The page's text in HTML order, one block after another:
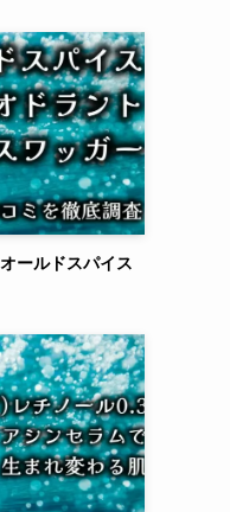
ールドスパイス